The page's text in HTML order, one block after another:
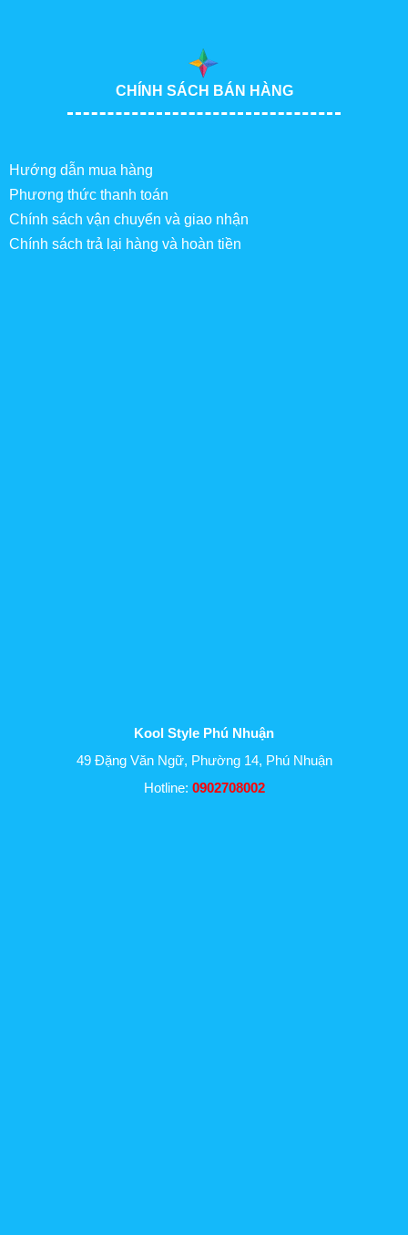
CHÍNH SÁCH BÁN HÀNG
Hướng dẫn mua hàng
Phương thức thanh toán
Chính sách vận chuyển và giao nhận
Chính sách trả lại hàng và hoàn tiền
Kool Style Phú Nhuận
49 Đặng Văn Ngữ, Phường 14, Phú Nhuận
Hotline: 0902708002